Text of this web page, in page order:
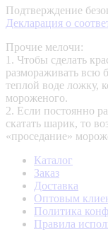
Подтверждение
Декларация о
Прочие мелочи:
1. Чтобы сделать
размораживать всю
теплой воде ложку,
мороженого.
2. Если постоянно
скатать шарик, то
«проседание»
Каталог
Заказ
Доставка
Оптовым
Политика
Правила